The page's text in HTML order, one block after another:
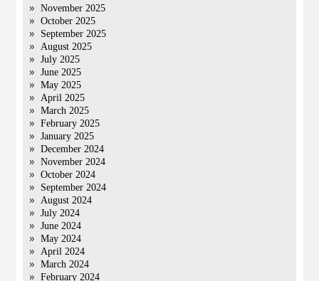
November 2025
October 2025
September 2025
August 2025
July 2025
June 2025
May 2025
April 2025
March 2025
February 2025
January 2025
December 2024
November 2024
October 2024
September 2024
August 2024
July 2024
June 2024
May 2024
April 2024
March 2024
February 2024